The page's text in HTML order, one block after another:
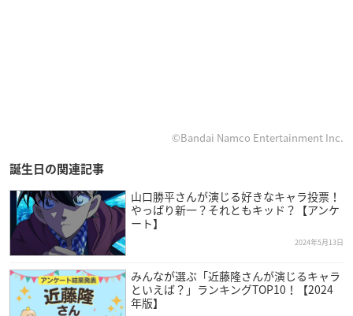
©Bandai Namco Entertainment Inc.
誕生日の関連記事
山口勝平さんが演じる好きなキャラ投票！
やっぱり新一？それともキッド？【アンケ
ート】
2024年5月13日
みんなが選ぶ「近藤隆さんが演じるキャラ
といえば？」ランキングTOP10！【2024
年版】